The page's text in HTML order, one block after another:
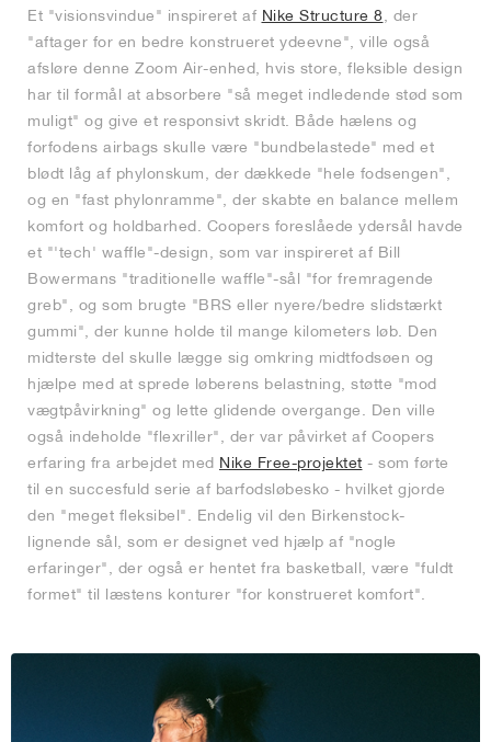
Et "visionsvindue" inspireret af Nike Structure 8, der
"aftager for en bedre konstrueret ydeevne", ville også
afsløre denne Zoom Air-enhed, hvis store, fleksible design
har til formål at absorbere "så meget indledende stød som
muligt" og give et responsivt skridt. Både hælens og
forfodens airbags skulle være "bundbelastede" med et
blødt låg af phylonskum, der dækkede "hele fodsengen",
og en "fast phylonramme", der skabte en balance mellem
komfort og holdbarhed. Coopers foreslåede ydersål havde
et "'tech' waffle"-design, som var inspireret af Bill
Bowermans "traditionelle waffle"-sål "for fremragende
greb", og som brugte "BRS eller nyere/bedre slidstærkt
gummi", der kunne holde til mange kilometers løb. Den
midterste del skulle lægge sig omkring midtfodsøen og
hjælpe med at sprede løberens belastning, støtte "mod
vægtpåvirkning" og lette glidende overgange. Den ville
også indeholde "flexriller", der var påvirket af Coopers
erfaring fra arbejdet med Nike Free-projektet - som førte
til en succesfuld serie af barfodsløbesko - hvilket gjorde
den "meget fleksibel". Endelig vil den Birkenstock-
lignende sål, som er designet ved hjælp af "nogle
erfaringer", der også er hentet fra basketball, være "fuldt
formet" til læstens konturer "for konstrueret komfort".